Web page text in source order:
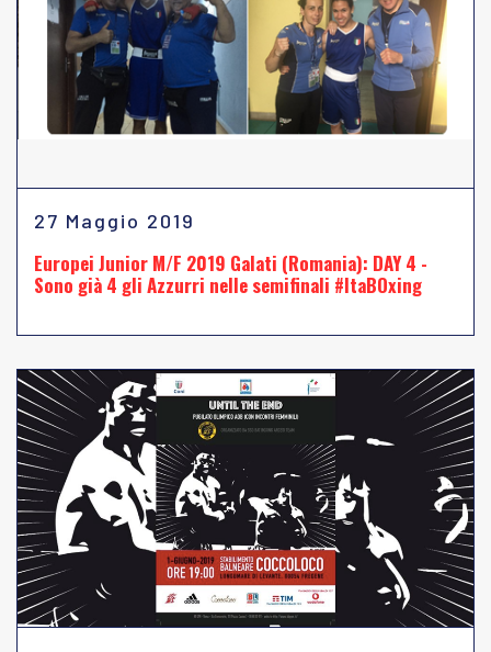
27 Maggio 2019
Europei Junior M/F 2019 Galati (Romania): DAY 4 -
Sono già 4 gli Azzurri nelle semifinali #ItaBOxing